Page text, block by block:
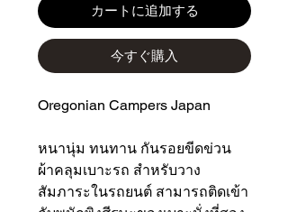
カートに追加する
今すぐ購入
Oregonian Campers Japan
หนานุ่ม ทนทาน กันรอยขีดข่วน
ผ้าคลุมเบาะรถ สําหรับวาง
สัมภาระในรถยนต์ สามารถติดเข้า